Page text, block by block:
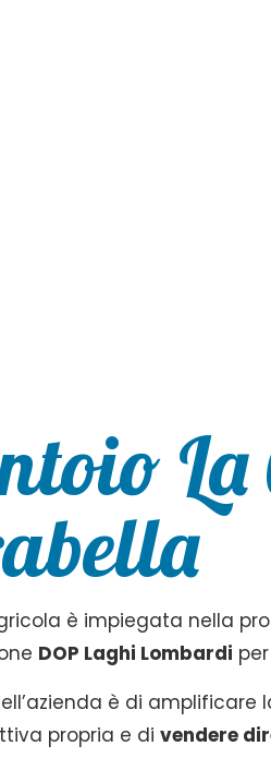
è impiegata nella
DOP Laghi Lombardi
è di
propria e divendere